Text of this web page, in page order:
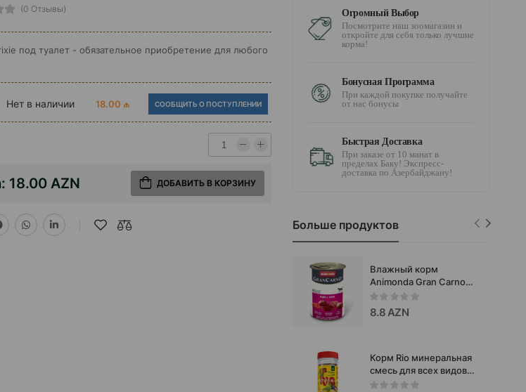
(0 Отзывы)
под туалет - обязательное приобретение для любого
Нет в наличии 18.00 ₼ СООБЩИТЬ О ПОСТУПЛЕНИИ
18.00 AZN ДОБАВИТЬ В КОРЗИНУ
Огромный Выбор
Посмотрите наш зоомагазин и
откройте для себя только лучшие
корма!
Бонусная Программа
При каждой покупке получайте
от нас бонусы
Быстрая Доставка
При заказе от 10 манат в
пределах Баку! Экспресс-
доставка по Азербайджану!
Больше продуктов
Влажный корм
Animonda Gran Carno
Original Adult для
взрослых собак со
вкусом говядины и
8.8 AZN
Корм Rio минеральная
смесь для всех видов
птиц 520г